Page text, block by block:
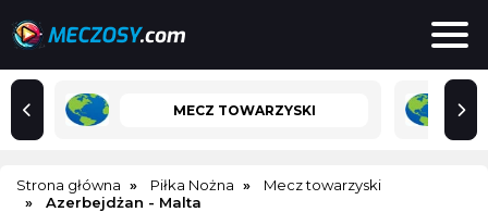
MECZ TOWARZYSKI
Strona główna Piłka Nożna
Mecz towarzyski
Azerbejdżan - Malta